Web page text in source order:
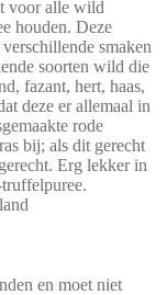
voor alle wild
houden. Deze
smaken
soorten wild die
fazant, hert, haas,
deze er allemaal in
rode
bij; als dit gerecht
Erg lekker in
en moet niet